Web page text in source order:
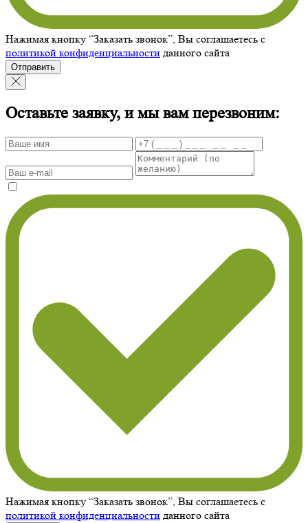
Нажимая кнопку “Заказать звонок”, Вы соглашаетесь с
политикой конфиденциальности данного сайта
Отправить
Оставьте заявку, и мы вам перезвоним:
Нажимая кнопку “Заказать звонок”, Вы соглашаетесь с
политикой конфиденциальности данного сайта